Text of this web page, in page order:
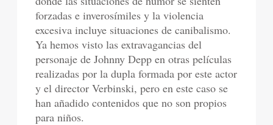
forzadas e inverosímiles y la violencia
excesiva incluye situaciones de canibalismo.
Ya hemos visto las extravagancias del
personaje de Johnny Depp en otras películas
realizadas por la dupla formada por este actor
y el director Verbinski, pero en este caso se
han añadido contenidos que no son propios
para niños.